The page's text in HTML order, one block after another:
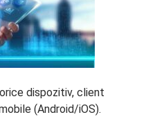
dispozitiv, client
(Android/iOS).